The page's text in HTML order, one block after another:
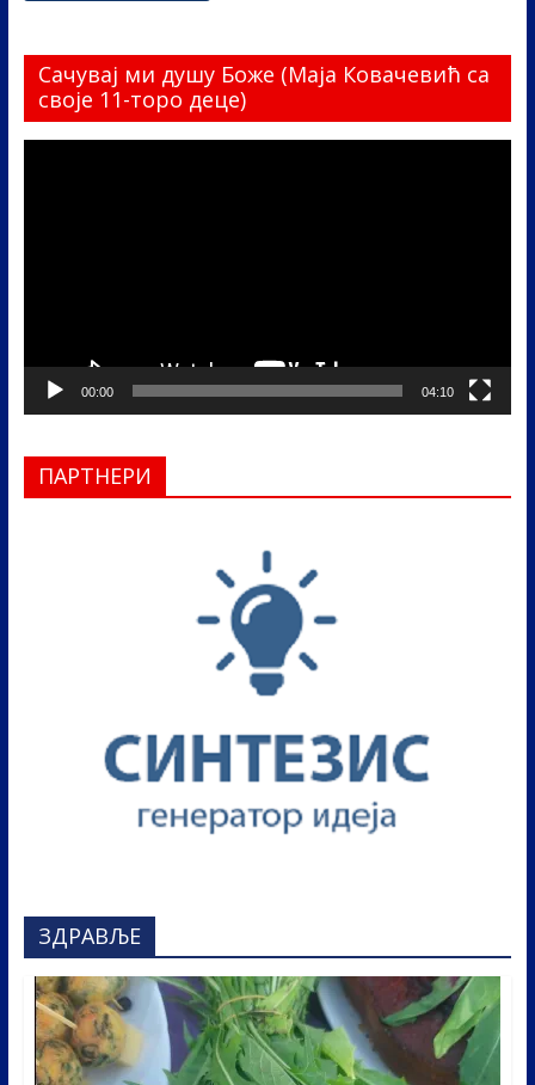
Сачувај ми душу Боже (Маја Ковачевић са
своје 11-торо деце)
00:00 04:10
ПАРТНЕРИ
ЗДРАВЉЕ